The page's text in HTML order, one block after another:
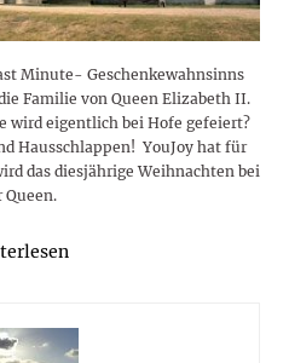
Minute- Geschenkewahnsinns
Familie von Queen Elizabeth II.
wird eigentlich bei Hofe gefeiert?
Hausschlappen! YouJoy hat für
das diesjährige Weihnachten bei
Queen.